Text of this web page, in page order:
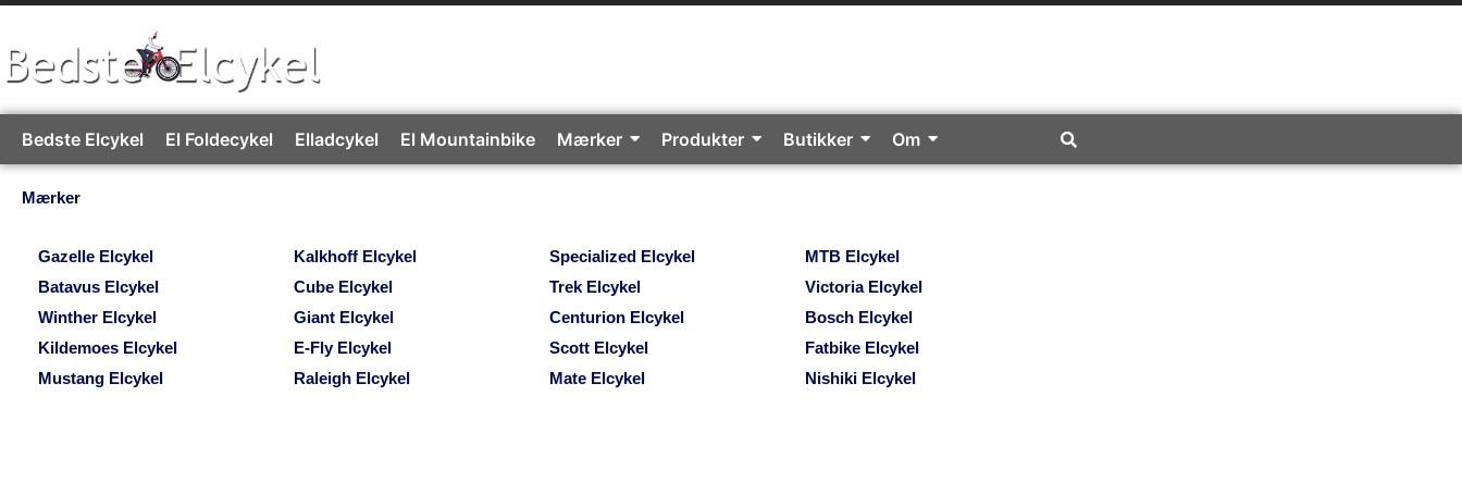
Gå
indholdet
Bedste Elcykel El Foldecykel Elladcykel El Mountainbike Mærker Produkter Butikker Om
Mærker
Gazelle Elcykel
Batavus Elcykel
Winther Elcykel
Kildemoes Elcykel
Mustang Elcykel
Kalkhoff Elcykel
Cube Elcykel
Giant Elcykel
E-Fly Elcykel
Raleigh Elcykel
Specialized Elcykel
Trek Elcykel
Centurion Elcykel
Scott Elcykel
Mate Elcykel
MTB Elcykel
Victoria Elcykel
Bosch Elcykel
Fatbike Elcykel
Nishiki Elcykel